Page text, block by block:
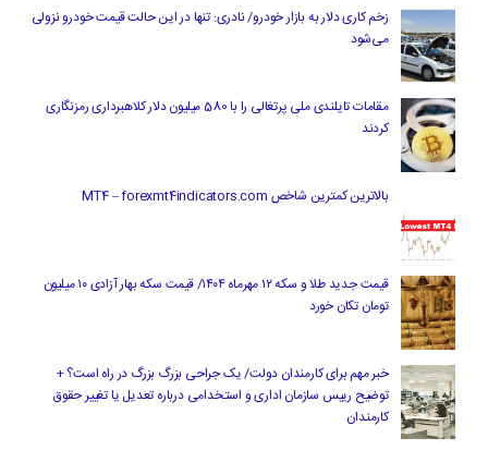
زخم کاری دلار به بازار خودرو/ نادری: تنها در این حالت قیمت خودرو نزولی
می‌شود
مقامات تایلندی ملی پرتغالی را با 580 میلیون دلار کلاهبرداری رمزنگاری
کردند
بالاترین کمترین شاخص MT4 – forexmt4indicators.com
قیمت جدید طلا و سکه ۱۲ مهرماه ۱۴۰۴/ قیمت سکه بهار آزادی ۱۰ میلیون
تومان تکان خورد
خبر مهم برای کارمندان دولت/ یک جراحی بزرگ بزرگ در راه است؟ +
توضیح رییس سازمان اداری و استخدامی درباره تعدیل یا تغییر حقوق
کارمندان